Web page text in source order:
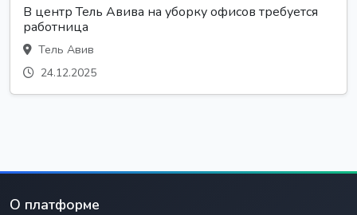
В центр Тель Авива на уборку офисов требуется
работница
Тель Авив
24.12.2025
О платформе